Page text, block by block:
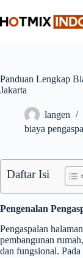
to
content
Panduan Lengkap
Jakarta
langen
biaya
Daftar Isi
Pengenalan
Pengaspalan
pembangunan
dan fungsional. Pada